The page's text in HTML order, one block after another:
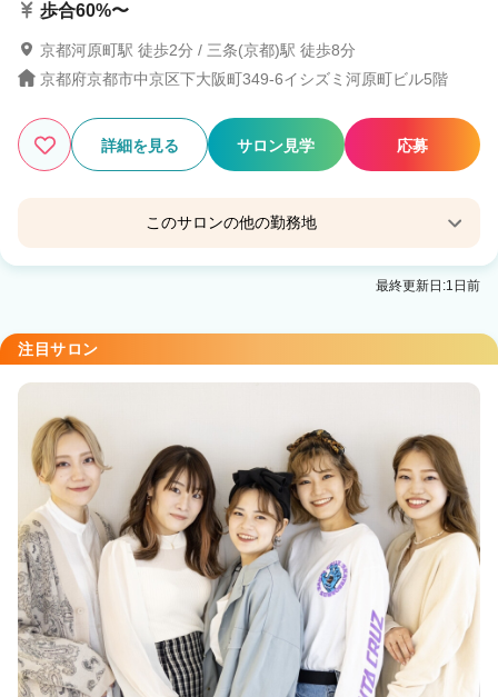
歩合60%〜
京都河原町駅 徒歩2分 / 三条(京都)駅 徒歩8分
京都府京都市中京区下大阪町349-6イシズミ河原町ビル5階
詳細を見る サロン見学 応募
このサロンの他の勤務地
【完全個室サロン】tocca hair&treatment河原町
Eleanor spa&treatment 四条烏丸
京都河原町駅 徒歩1分
最終更新日:1日前
注目サロン